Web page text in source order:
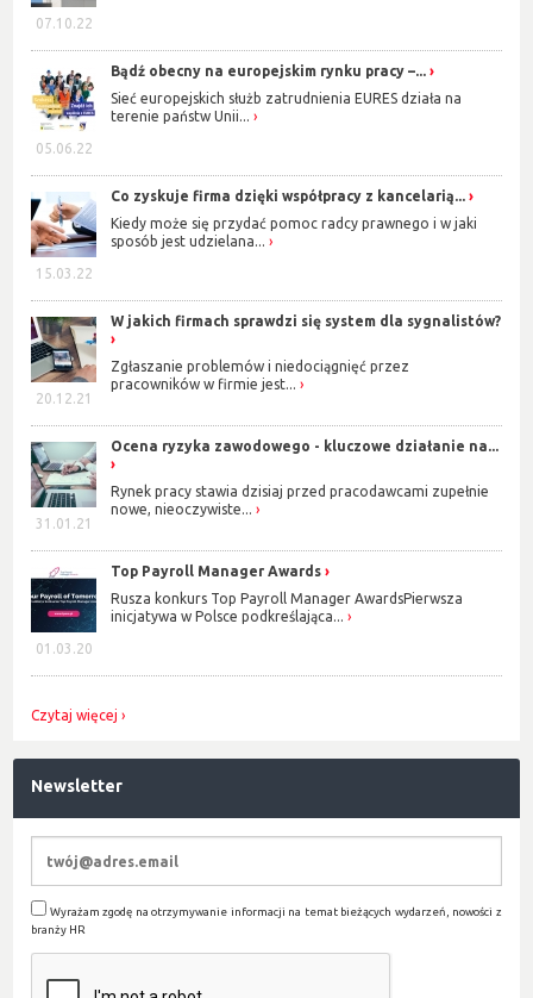
07.10.22
05.06.22
Bądź obecny na europejskim rynku pracy –...
Sieć europejskich służb zatrudnienia EURES działa na
terenie państw Unii...
15.03.22
Co zyskuje firma dzięki współpracy z kancelarią...
Kiedy może się przydać pomoc radcy prawnego i w jaki
sposób jest udzielana...
20.12.21
W jakich firmach sprawdzi się system dla sygnalistów?
Zgłaszanie problemów i niedociągnięć przez
pracowników w firmie jest...
31.01.21
Ocena ryzyka zawodowego - kluczowe działanie na...
Rynek pracy stawia dzisiaj przed pracodawcami zupełnie
nowe, nieoczywiste...
01.03.20
Top Payroll Manager Awards
Rusza konkurs Top Payroll Manager AwardsPierwsza
inicjatywa w Polsce podkreślająca...
Czytaj więcej
Newsletter
Wyrażam zgodę na otrzymywanie informacji na temat bieżących wydarzeń, nowości z
branży HR